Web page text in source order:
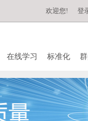
欢迎您! 登
在线学习 标准化